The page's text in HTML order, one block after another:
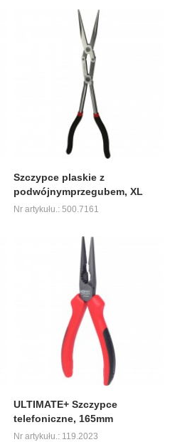
Szczypce plaskie z
podwójnymprzegubem, XL
Nr artykułu.: 500.7161
ULTIMATE+ Szczypce
telefoniczne, 165mm
Nr artykułu.: 119.2023